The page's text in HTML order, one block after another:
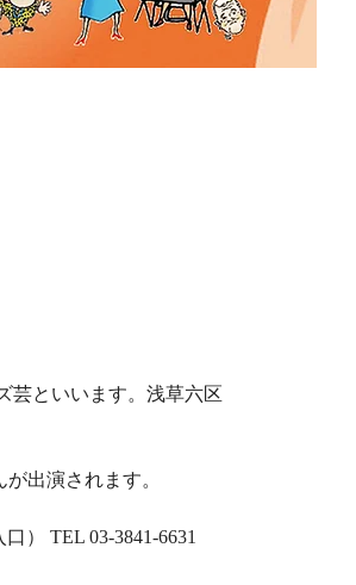
芸といいます。浅草六区
出演されます。
） TEL 03-3841-6631